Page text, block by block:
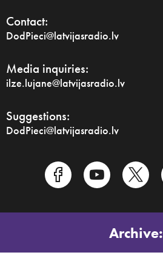
Contact:
DodPieci@latvijasradio.lv
Media inquiries:
ilze.lujane@latvijasradio.lv
Suggestions:
DodPieci@latvijasradio.lv
Archive: